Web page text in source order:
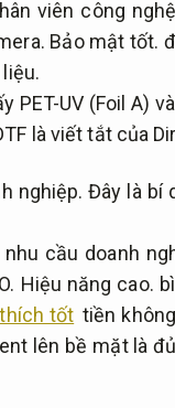
viên công
Bảo mật tốt.
PET-UV (Foil A)
là viết tắt của
nghiệp. Đây là bí
cầu doanh
Hiệu năng cao.
tốt tiền
lên bề mặt là